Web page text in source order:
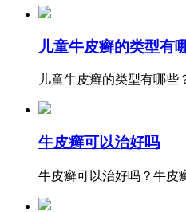
儿童牛皮癣的类型有
儿童牛皮癣的类型有哪些
牛皮癣可以治好吗
牛皮癣可以治好吗？牛皮